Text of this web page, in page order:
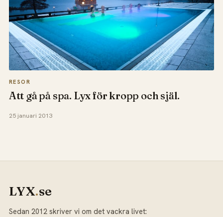
RESOR
Att gå på spa. Lyx för kropp och själ.
25 januari 2013
LYX.se
Sedan 2012 skriver vi om det vackra livet: